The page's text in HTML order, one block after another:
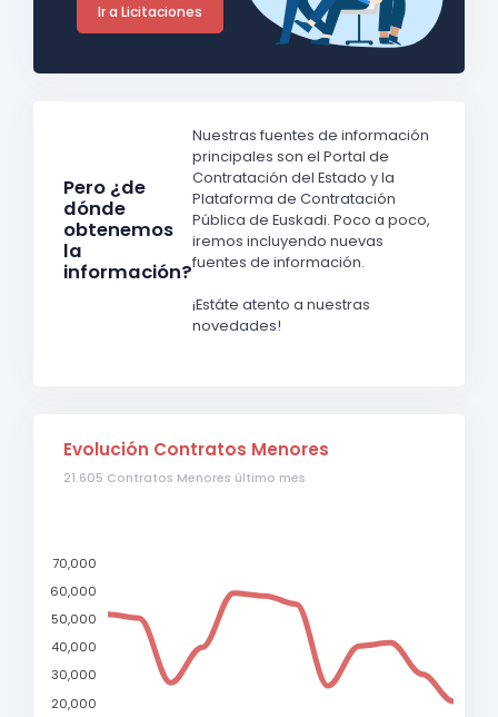
Ir a Licitaciones
Pero ¿de
dónde
obtenemos
la
información?
Nuestras fuentes de información
principales son el Portal de
Contratación del Estado y la
Plataforma de Contratación
Pública de Euskadi. Poco a poco,
iremos incluyendo nuevas
fuentes de información.
¡Estáte atento a nuestras
novedades!
Evolución Contratos Menores
21.605 Contratos Menores último mes
70,000
60,000
50,000
40,000
30,000
20,000